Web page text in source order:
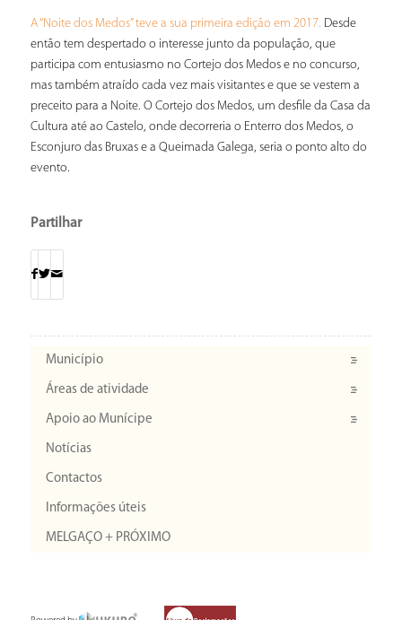
A “Noite dos Medos” teve a sua primeira edição em 2017. Desde
então tem despertado o interesse junto da população, que
participa com entusiasmo no Cortejo dos Medos e no concurso,
mas também atraído cada vez mais visitantes e que se vestem a
preceito para a Noite. O Cortejo dos Medos, um desfile da Casa da
Cultura até ao Castelo, onde decorreria o Enterro dos Medos, o
Esconjuro das Bruxas e a Queimada Galega, seria o ponto alto do
evento.
Partilhar
Município
Áreas de atividade
Apoio ao Munícipe
Notícias
Contactos
Informações úteis
MELGAÇO + PRÓXIMO